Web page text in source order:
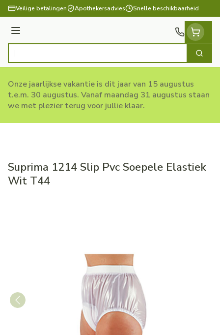
Ga naar de inhoud
Veilige betalingen Apothekersadvies Snelle beschikbaarheid
Menu
Product, merk, categorie... Zoek
Onze jaarlijkse vakantie is dit jaar van 15 augustus
t.e.m. 30 augustus. Vanaf maandag 31 augustus staan
we met plezier terug voor jullie klaar.
Suprima 1214 Slip Pvc Soepele Elastiek
Wit T44